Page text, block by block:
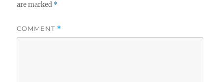
are marked *
COMMENT *